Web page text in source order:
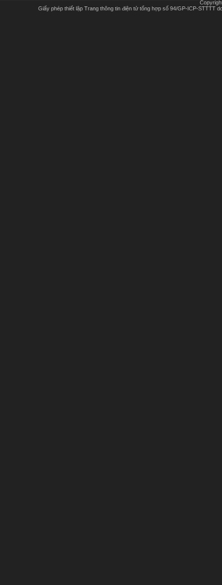
Giấy phép thiết lập Trang thông tin điện tử tổng hợp số 94/GP-ICP-STTTT